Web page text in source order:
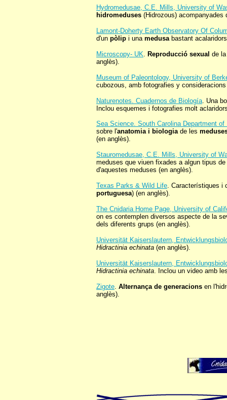
Hydromedusae, C.E. Mills, University of
hidromeduses (Hidrozous) acompanyades
Lamont-Doherty Earth Observatory Of
d'un pòlip i una medusabastant
Microscopy- UK. Reproducció sexual de
anglès).
Museum of Paleontology, University of
cubozous, amb fotografies y
Naturenotes. Cuadernos de Biología. Una
Inclou esquemes i fotografies molt
Sea Science. South Carolina Department
sobre l'anatomia i biologia de les
(en anglès).
Stauromedusae, C.E. Mills, University of
meduses que viuen fixades a algun tipus
d'aquestes meduses (en anglès).
Texas Parks & Wild Life. Característiques i
portuguesa) (en anglès).
The Cnidaria Home Page, University of
on es contemplen diversos aspecte de la
dels diferents grups (en anglès).
Universität Kaiserslautern,
Hidractinia echinata (en anglès).
Universität Kaiserslautern,
Hidractinia echinata. Inclou un video amb
Zigote. Alternança de generacions en
anglès).